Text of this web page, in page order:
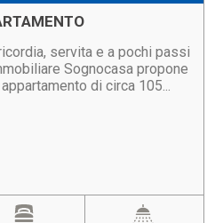
servita e a pochi passi
Sognocasa propone
di circa 105...